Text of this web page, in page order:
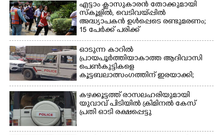
എട്ടാം ക്ളാസുകാരൻ തോക്കുമായി
സ്കൂളിൽ, വെടിവയ്പ്പിൽ
അദ്ധ്യാപകൻ ഉൾപ്പെടെ രണ്ടുമരണം;
15 പേർക്ക് പരിക്ക്
ഓടുന്ന കാറിൽ
പ്രായപൂർത്തിയാകാത്ത ആദിവാസി
പെൺകുട്ടികളെ
കൂട്ടബലാത്സംഗത്തിന് ഇരയാക്കി;
മൂന്ന് പേർ പിടിയിൽ
കഴക്കൂട്ടത്ത് രാസലഹരിയുമായി
യുവാവ് പിടിയിൽ ക്രിമിനൽ കേസ്
പ്രതി ഓടി രക്ഷപ്പെട്ടു